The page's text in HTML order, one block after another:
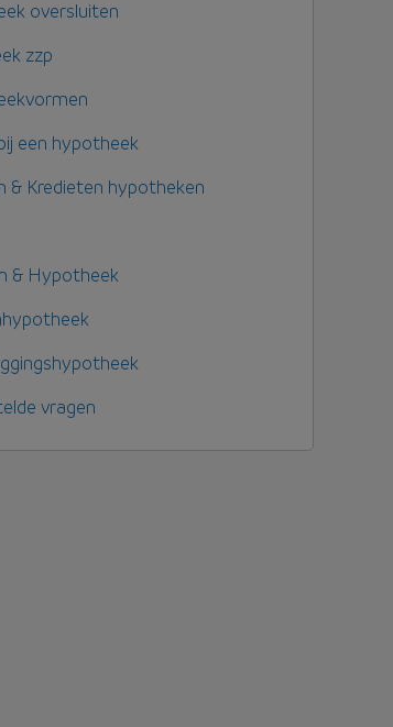
oversluiten
zzp
een hypotheek
& Kredieten hypotheken
& Hypotheek
vragen